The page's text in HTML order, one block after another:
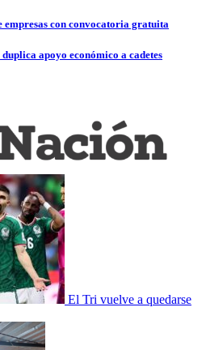
con convocatoria gratuita
apoyo económico a cadetes
El Tri vuelve a quedarse